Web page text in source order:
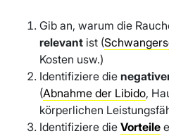
Gib an, warum die
relevant ist (
Kosten usw.)
Identifiziere die
(Abnahme der Libido,
körperlichen
Identifiziere die Vorteile